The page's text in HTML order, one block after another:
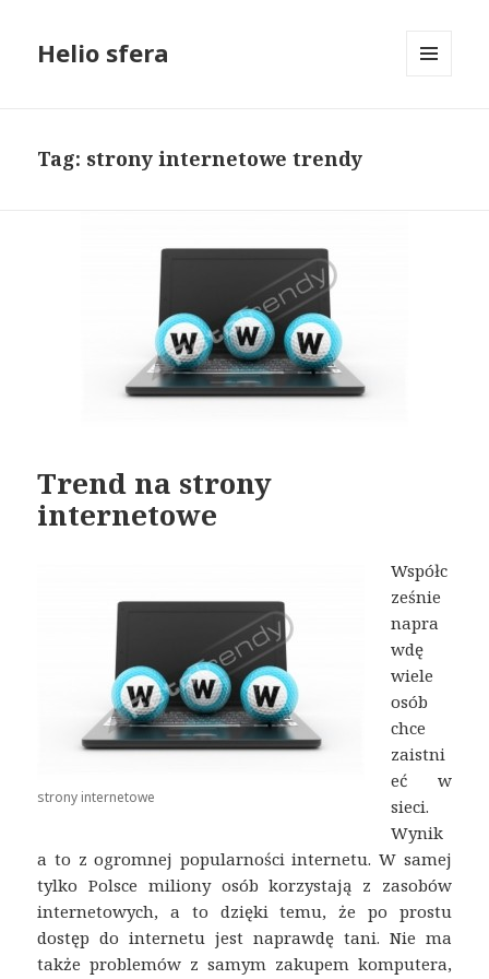
Helio sfera
Tag: strony internetowe trendy
Trend na strony
internetowe
strony internetowe
Współc
ześnie
napra
wdę
wiele
osób
chce
zaistni
eć w
sieci.
Wynik
a to z ogromnej popularności internetu. W samej
tylko Polsce miliony osób korzystają z zasobów
internetowych, a to dzięki temu, że po prostu
dostęp do internetu jest naprawdę tani. Nie ma
także problemów z samym zakupem komputera,